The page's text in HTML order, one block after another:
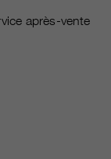
après-vente